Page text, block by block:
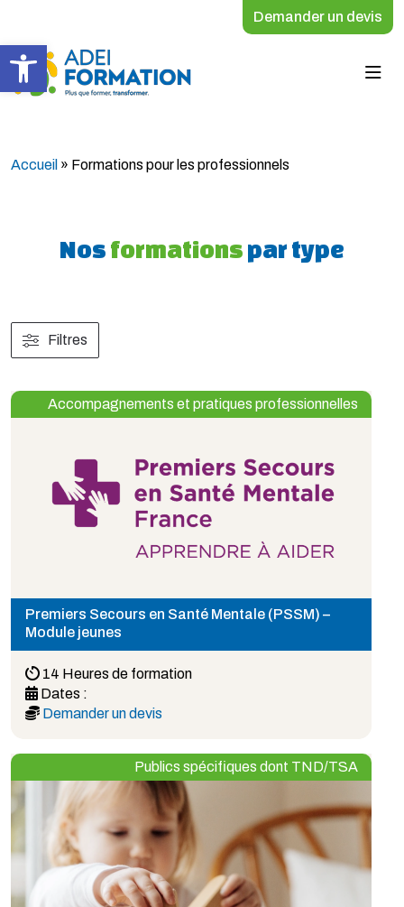
Ouvrir la barre d’outils
Demander un devis
Accueil » Formations pour les professionnels
Nos formations par type
Filtres
Accompagnements et pratiques professionnelles
Premiers Secours en Santé Mentale (PSSM) –
Module jeunes
14 Heures de formation
Dates :
Demander un devis
Publics spécifiques dont TND/TSA